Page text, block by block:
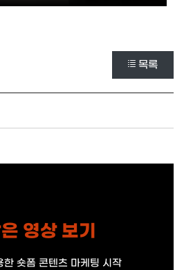
목록
영상 보기
한 숏폼 콘텐츠 마케팅 시작